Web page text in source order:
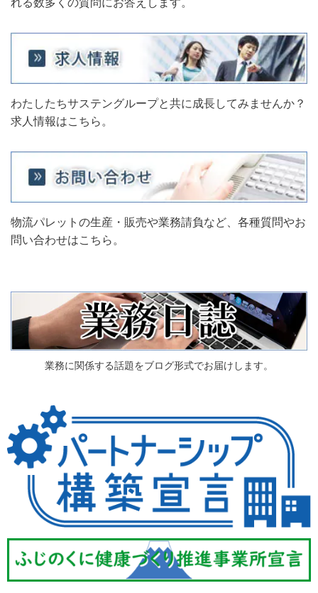
れる数多くの質問にお答えします。
わたしたちサステングループと共に成長してみませんか？
求人情報はこちら。
物流パレットの生産・販売や業務請負など、各種質問やお
問い合わせはこちら。
業務に関係する話題をブログ形式でお届けします。